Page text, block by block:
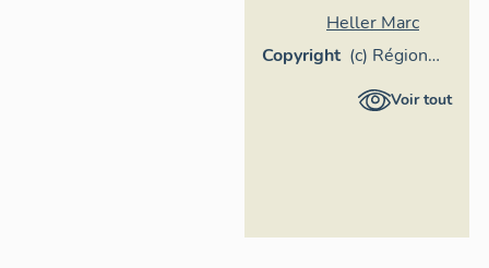
Heller Marc
Copyright (c) Région
Provence-Voir tout